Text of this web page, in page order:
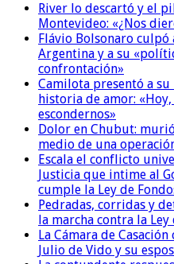
River lo descartó y el
Montevideo: «¿Nos
Flávio Bolsonaro culpó
Argentina y a su
confrontación»
Camilota presentó a
historia de amor:
escondernos»
Dolor en Chubut:
medio de una
Escala el conflicto
Justicia que intime al
cumple la Ley de
Pedradas, corridas y
la marcha contra la
La Cámara de
Julio de Vido y su